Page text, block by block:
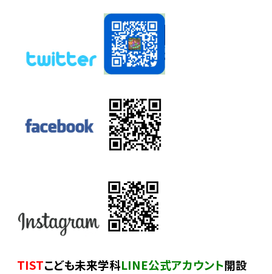
TISTこども未来学科LINE公式アカウント開設